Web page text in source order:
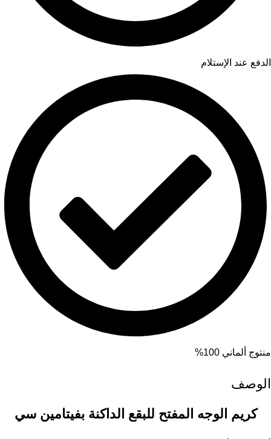
الدفع عند الإستلام
منتوج ألماني 100%
الوصف
كريم الوجه المفتح للبقع الداكنة بفيتامين سي